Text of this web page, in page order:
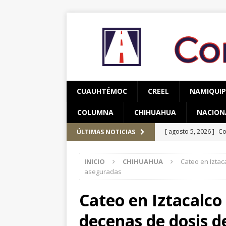
CUAUHTÉMOC CREEL
COLUMNA CHIHUAHUA
ÚLTIMAS NOTICIAS [ agosto 5, 2026 ]
[ agosto 5, 2026 ]
[ agosto 6, 2026 ]
CUAUHTÉMOC
INICIO CHIHUAHUA
Cateo en
aseguradas
Cateo en
decenas de dosis